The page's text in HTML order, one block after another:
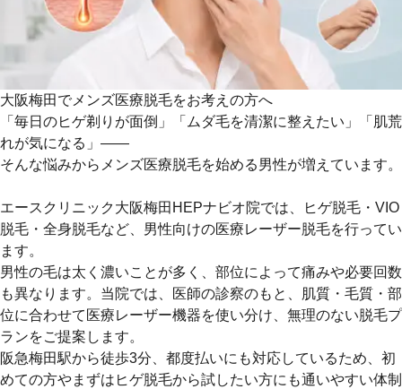
大阪梅田でメンズ医療脱毛をお考えの方へ
「毎日のヒゲ剃りが面倒」「ムダ毛を清潔に整えたい」「肌荒
れが気になる」――
そんな悩みから メンズ医療脱毛を始める男性が増えています。
エースクリニック大阪梅田HEPナビオ院では、ヒゲ脱毛・VIO
脱毛・全身脱毛など、男性向けの医療レーザー脱毛を行ってい
ます。
男性の毛は太く濃いことが多く、部位によって痛みや必要回数
も異なります。当院では、医師の診察のもと、肌質・毛質・部
位に合わせて医療レーザー機器を使い分け、無理のない脱毛プ
ランをご提案します。
阪急梅田駅から徒歩3分、都度払いにも対応しているため、初
めての方やまずはヒゲ脱毛から試したい方にも通いやすい体制